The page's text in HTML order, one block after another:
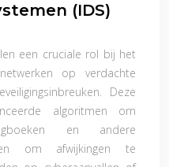
(IDS)
een cruciale rol bij het
op verdachte
Deze
algoritmen om
en andere
om afwijkingen te